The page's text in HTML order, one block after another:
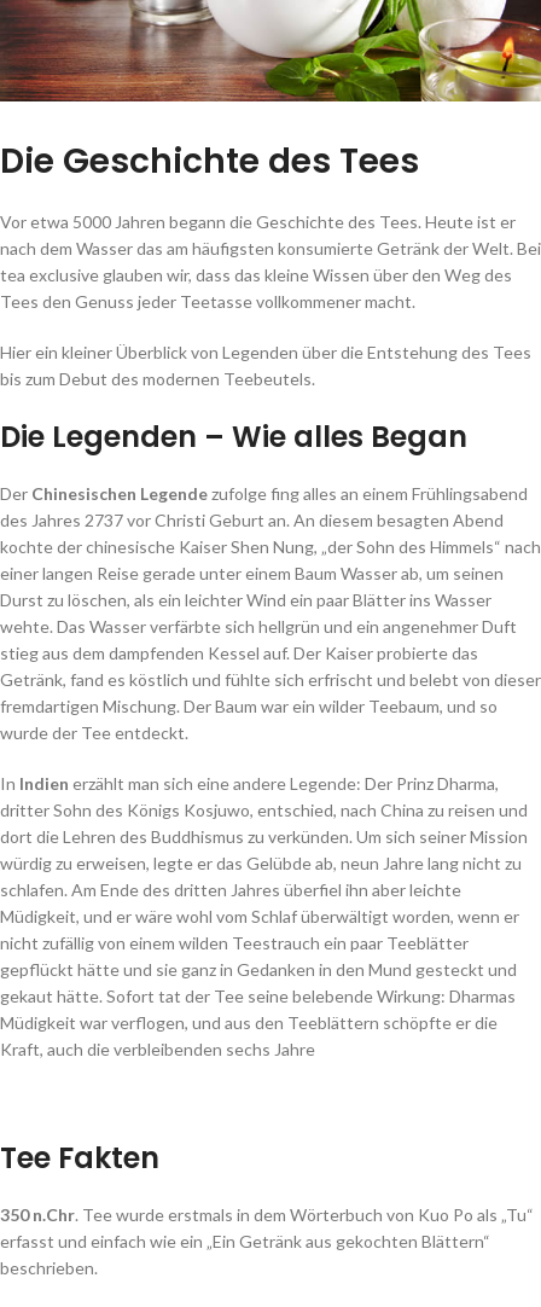
Die Geschichte des Tees
Vor etwa 5000 Jahren begann die Geschichte des Tees. Heute ist er
nach dem Wasser das am häufigsten konsumierte Getränk der Welt. Bei
tea exclusive glauben wir, dass das kleine Wissen über den Weg des
Tees den Genuss jeder Teetasse vollkommener macht.
Hier ein kleiner Überblick von Legenden über die Entstehung des Tees
bis zum Debut des modernen Teebeutels.
Die Legenden – Wie alles Began
Der Chinesischen Legendezufolge fing alles an einem Frühlingsabend
des Jahres 2737 vor Christi Geburt an. An diesem besagten Abend
kochte der chinesische Kaiser Shen Nung, „der Sohn des Himmels“ nach
einer langen Reise gerade unter einem Baum Wasser ab, um seinen
Durst zu löschen, als ein leichter Wind ein paar Blätter ins Wasser
wehte. Das Wasser verfärbte sich hellgrün und ein angenehmer Duft
stieg aus dem dampfenden Kessel auf. Der Kaiser probierte das
Getränk, fand es köstlich und fühlte sich erfrischt und belebt von dieser
fremdartigen Mischung. Der Baum war ein wilder Teebaum, und so
wurde der Tee entdeckt.
In Indien erzählt man sich eine andere Legende: Der Prinz Dharma,
dritter Sohn des Königs Kosjuwo, entschied, nach China zu reisen und
dort die Lehren des Buddhismus zu verkünden. Um sich seiner Mission
würdig zu erweisen, legte er das Gelübde ab, neun Jahre lang nicht zu
schlafen. Am Ende des dritten Jahres überfiel ihn aber leichte
Müdigkeit, und er wäre wohl vom Schlaf überwältigt worden, wenn er
nicht zufällig von einem wilden Teestrauch ein paar Teeblätter
gepflückt hätte und sie ganz in Gedanken in den Mund gesteckt und
gekaut hätte. Sofort tat der Tee seine belebende Wirkung: Dharmas
Müdigkeit war verflogen, und aus den Teeblättern schöpfte er die
Kraft, auch die verbleibenden sechs Jahre
Tee Fakten
350 n.Chr. Tee wurde erstmals in dem Wörterbuch von Kuo Po als „Tu“
erfasst und einfach wie ein „Ein Getränk aus gekochten Blättern“
beschrieben.